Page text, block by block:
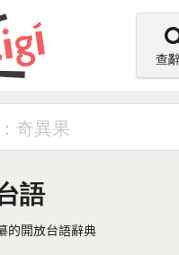
查
語
的開放台語辭典